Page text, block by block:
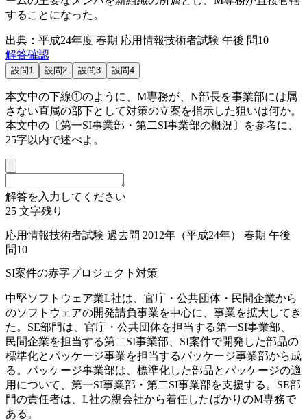
することになった。
出典：平成24年度 春期 応用情報技術者試験 午後 問10
解答確認
設問1 設問2 設問3 設問4
本文中の下線①のように、M専務が、N部長を事業部には属
さない直属の部下として対策の立案を指示した狙いは何か。
本文中の〔第一SI事業部・第二SI事業部の概況〕を参考に、
25字以内で述べよ。
解答を入力してください
25 文字残り
応用情報技術者試験 過去問 2012年（平成24年） 春期 午後
問10
SI案件の赤字プロジェクト対策
中堅ソフトウェア業L社は、官庁・公共団体・民間企業から
のソフトウェアの開発請負事業を中心に、事業を拡大してき
た。SE部門は、官庁・公共団体を担当する第一SI事業部、
民間企業を担当する第二SI事業部、SI案件で開発した部品の
標準化とパッケージ事業を担当するパッケージ事業部から成
る。パッケージ事業部は、標準化した部品とパッケージの適
用について、第一SI事業部・第二SI事業部を支援する。SE部
門の責任者は、L社の親会社から着任したばかりのM専務で
ある。